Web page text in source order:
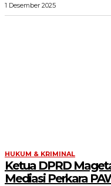
1 Desember 2025
HUKUM & KRIMINAL
Ketua DPRD
Mediasi Perkara